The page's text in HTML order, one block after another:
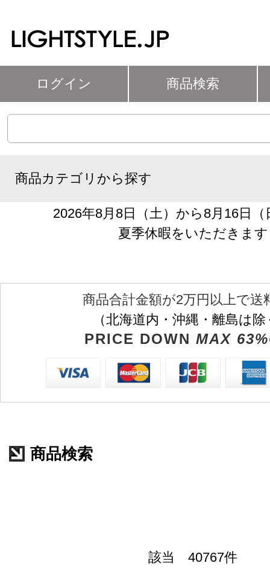
ログイン 商品検索
商品カテゴリから探す
2026年8月8日（土）から8月16日
夏季休暇をいただきます
商品合計金額が2万円以上で送
（北海道内・沖縄・離島は
PRICE DOWN MAX
商品検索
該当 40767件